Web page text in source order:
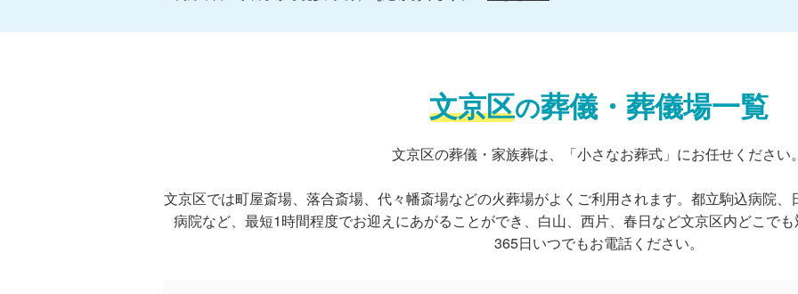
文京区の葬儀・葬儀場一覧
文京区の葬儀・家族葬は、「小さなお葬式」にお任せください
文京区では町屋斎場、落合斎場、代々幡斎場などの火葬場がよくご利用されます。都立駒込病院
病院など、最短1時間程度でお迎えにあがることができ、白山、西片、春日など文京区内どこで
365日いつでもお電話ください。